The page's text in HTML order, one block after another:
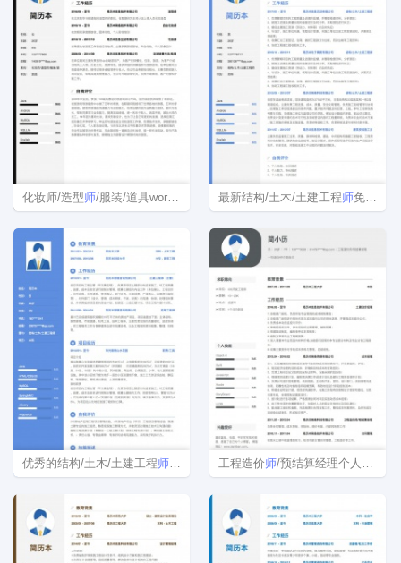
化妆师/造型师/服装/道具word简历模板 最新结构/土木/土建工程师免费简历模板下载
优秀的结构/土木/土建工程师个人简历模板工程造价师/预结算经理个人简历模板下载